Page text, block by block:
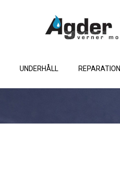
UNDERHÅLL REPARATION